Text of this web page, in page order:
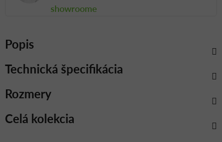
showroome
Popis
Celá kolekcia
Rozmery
Technická špecifikácia